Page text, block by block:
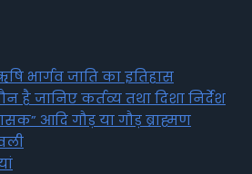
भार्गव जाति का इतिहास
है जानिए कर्तव्य तथा दिशा निर्देश
आदि गौड़ या गौड़ ब्राह्मण